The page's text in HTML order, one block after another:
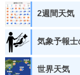
2週間天気
気象予報
世界天気